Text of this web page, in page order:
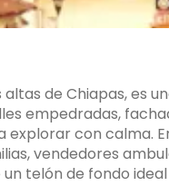
de Chiapas, es
empedradas,
con calma.
vendedores
telón de fondo